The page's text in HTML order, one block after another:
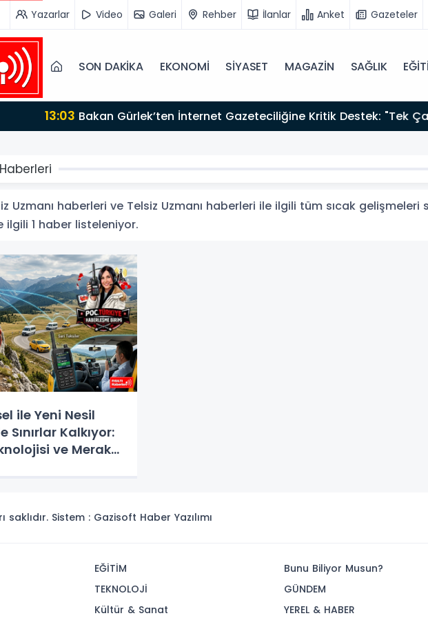
Yazarlar Video Galeri Rehber İlanlar Anket Gazeteler
SON DAKİKA EKONOMİ SİYASET MAGAZİN SAĞLIK
13:03Bakan Gürlek’ten İnternet Gazeteciliğine Kritik Destek: "Tek Çatı Altında Toplanmalıyız, Yasal
Düzenlemeye Hazırız"
Uzmanı haberleri ve Telsiz Uzmanı haberleri ile ilgili tüm sıcak
ilgili 1 haber listeleniyor.
ile Yeni Nesil
Sınırlar Kalkıyor:
ve Merak
saklıdır. Sistem : Gazisoft Haber Yazılımı
EĞİTİM
TEKNOLOJİ
Kültür & Sanat
Bunu Biliyor Musun?
GÜNDEM
YEREL & HABER